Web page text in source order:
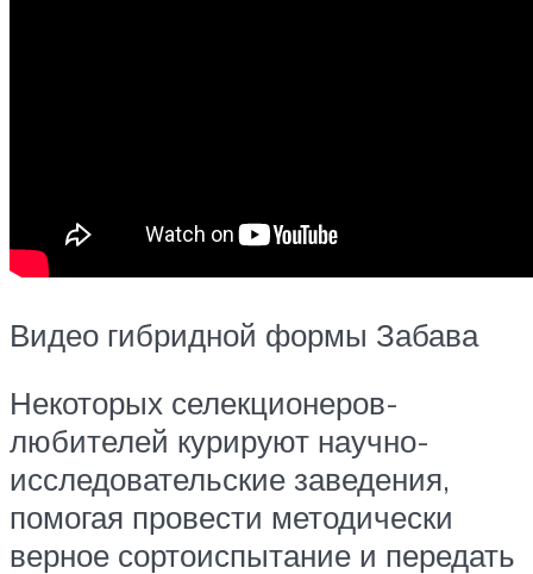
Видео гибридной формы Забава
Некоторых селекционеров-
любителей курируют научно-
исследовательские заведения,
помогая провести методически
верное сортоиспытание и передать